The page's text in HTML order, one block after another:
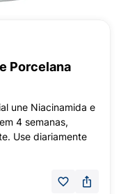
Porcelana
une Niacinamida e
4 semanas,
Use diariamente